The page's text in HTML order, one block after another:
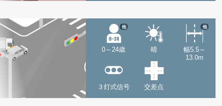
0～24歳
他
晴
幅5.5～
13.0m
他
３灯式信号 交差点